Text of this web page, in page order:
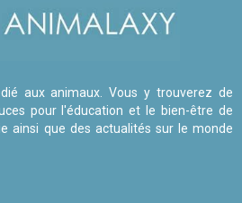
aux animaux. Vous y trouverez de
pour l'éducation et le bien-être de
ainsi que des actualités sur le monde